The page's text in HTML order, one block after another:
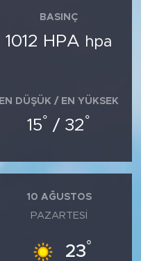
BASINÇ
1012 HPA hpa
EN DÜŞÜK / EN YÜKSEK
15° / 32°
10 AĞUSTOS
PAZARTESI
23°